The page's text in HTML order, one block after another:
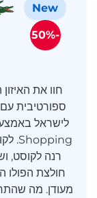
חוו את
ספורטיבית
רנה לקוסט,
חולצת הפולו
מעודן. מה
New
-50%